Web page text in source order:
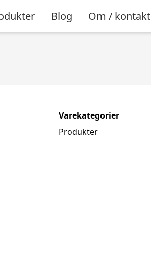
Blog Om / kontakt
Varekategorier
Produkter